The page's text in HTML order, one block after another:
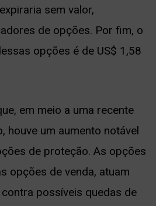
sem valor,
de opções. Por fim, o
opções é de US$ 1,58
em meio a uma recente
houve um aumento notável
de proteção. As opções
opções de venda, atuam
possíveis quedas de